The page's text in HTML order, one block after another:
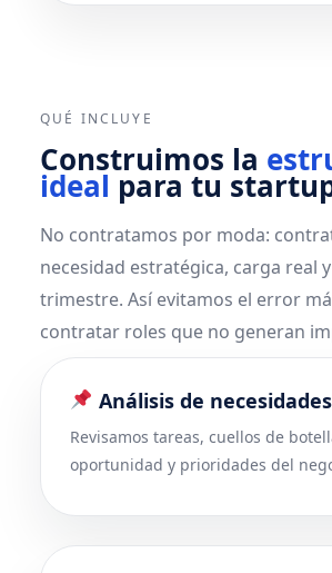
QUÉ INCLUYE
Construimos la
ideal para tu
No contratamos por moda:
necesidad estratégica, carga real
trimestre. Así evitamos el error
contratar roles que no generan
Análisis de
Revisamos tareas, cuellos de
oportunidad y prioridades del